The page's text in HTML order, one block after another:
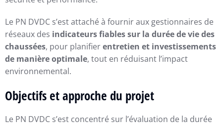
Le PN DVDC s’est attaché à fournir aux gestionnaires de
réseaux des indicateurs fiables sur la durée de vie des
chaussées, pour planifierentretien et investissements
de manière optimale, tout en réduisant l’impact
environnemental.
Objectifs et approche du projet
Le PN DVDC s’est concentré sur l’évaluation de la durée